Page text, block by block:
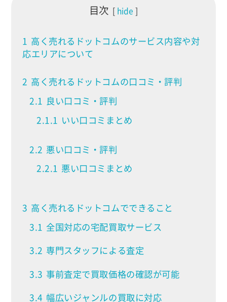
目次 hide
1 高く売れるドットコムのサービス内容や対
応エリアについて
2 高く売れるドットコムの口コミ・評判
2.1 良い口コミ・評判
2.1.1 いい口コミまとめ
2.2 悪い口コミ・評判
2.2.1 悪い口コミまとめ
3 高く売れるドットコムでできること
3.1 全国対応の宅配買取サービス
3.2 専門スタッフによる査定
3.3 事前査定で買取価格の確認が可能
3.4 幅広いジャンルの買取に対応